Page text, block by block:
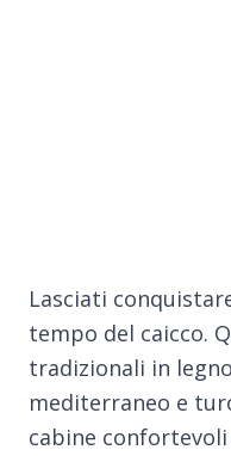
Lasciati
tempo del caicco.
tradizionali in
mediterraneo e
cabine